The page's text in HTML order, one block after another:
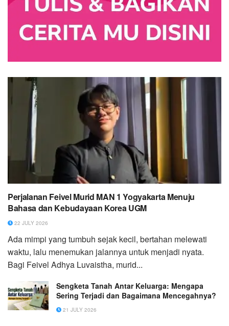
Perjalanan Feivel Murid MAN 1 Yogyakarta Menuju
Bahasa dan Kebudayaan Korea UGM
22 JULY 2026
Ada mimpi yang tumbuh sejak kecil, bertahan melewati
waktu, lalu menemukan jalannya untuk menjadi nyata.
Bagi Feivel Adhya Luvaistha, murid...
Sengketa Tanah Antar Keluarga: Mengapa
Sering Terjadi dan Bagaimana Mencegahnya?
21 JULY 2026